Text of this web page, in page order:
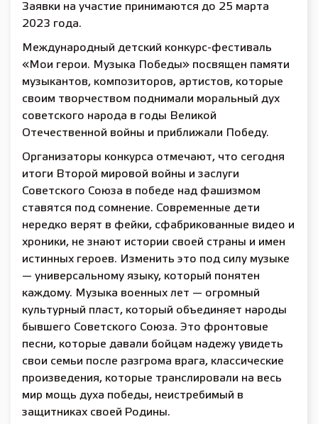
Заявки на участие принимаются до 25 марта
2023 года.
Международный детский конкурс-фестиваль
«Мои герои. Музыка Победы» посвящен памяти
музыкантов, композиторов, артистов, которые
своим творчеством поднимали моральный дух
советского народа в годы Великой
Отечественной войны и приближали Победу.
Организаторы конкурса отмечают, что сегодня
итоги Второй мировой войны и заслуги
Советского Союза в победе над фашизмом
ставятся под сомнение. Современные дети
нередко верят в фейки, сфабрикованные видео и
хроники, не знают истории своей страны и имен
истинных героев. Изменить это под силу музыке
— универсальному языку, который понятен
каждому. Музыка военных лет — огромный
культурный пласт, который объединяет народы
бывшего Советского Союза. Это фронтовые
песни, которые давали бойцам надежу увидеть
свои семьи после разгрома врага, классические
произведения, которые транслировали на весь
мир мощь духа победы, неистребимый в
защитниках своей Родины.